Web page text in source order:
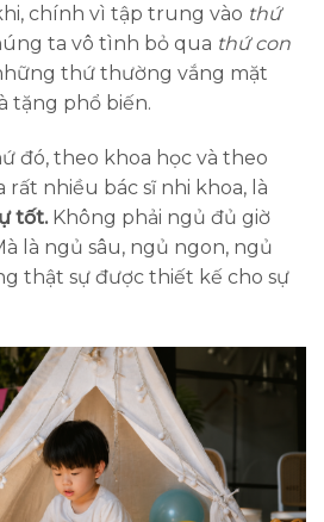
chính vì tập trung vào thứ
ta vô tình bỏ qua thứ con
thứ thường vắng mặt
tặng phổ biến.
đó, theo khoa học và theo
nhiều bác sĩ nhi khoa, là
tốt.Không phải ngủ đủ giờ
là ngủ sâu, ngủ ngon, ngủ
thật sự được thiết kế cho sự